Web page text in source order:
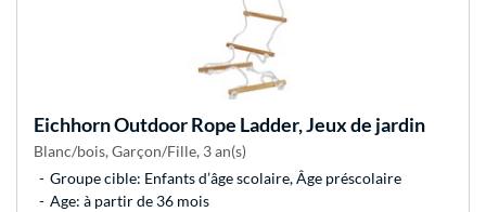
EichhornOutdoor Rope Ladder, Jeux de jardin
Blanc/bois, Garçon/Fille, 3 an(s)
Groupe cible: Enfants d’âge scolaire, Âge préscolaire
Age: à partir de 36 mois